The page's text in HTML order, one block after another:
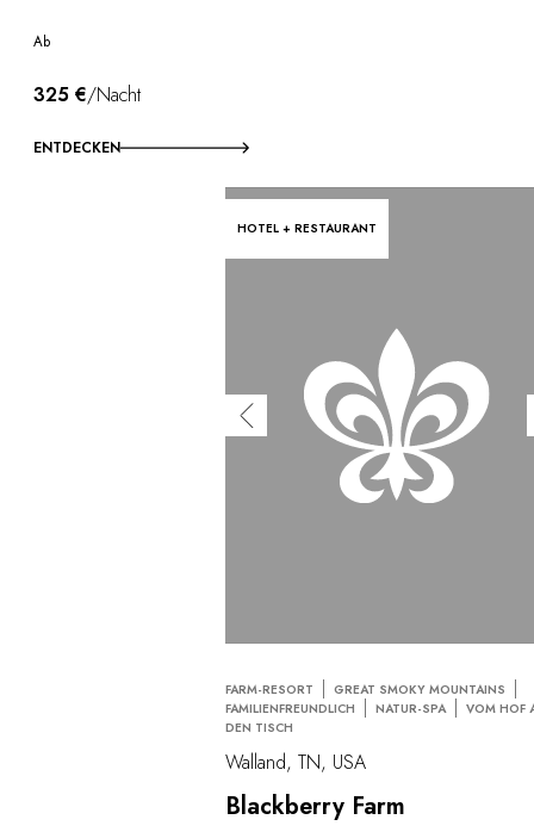
Ab
325 €/Nacht
ENTDECKEN
HOTEL + RESTAURANT
FARM-RESORT
GREAT SMOKY MOUNTAINS
FAMILIENFREUNDLICH
NATUR-SPA
VOM HOF
DEN TISCH
Walland, TN, USA
Blackberry Farm